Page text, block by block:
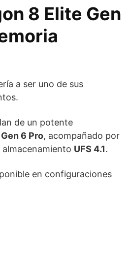
8 Elite Gen
a ser uno de sus
de un potente
6 Pro, acompañado por
almacenamiento UFS 4.1.
en configuraciones